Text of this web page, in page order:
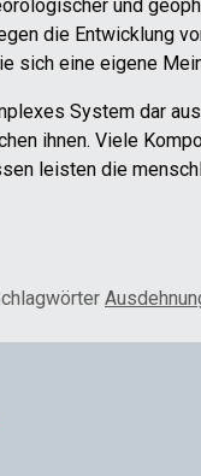
und
die Entwicklung
sich eine eigene
System dar
ihnen. Viele
leisten die